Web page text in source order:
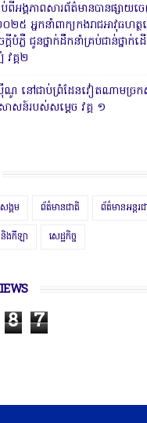
ប់ពីអង្គភាពសារព័ត៌មានបានផ្សាយច
០២៥ អ្នកនាំពាក្យកងរាជអាវុធហត្
តីបំភ្លឺ ជូនថ្នាក់ដឹកនាំគ្រប់ជាន់ថ្នាក់
វគ្គ២
ណូ នៅជាប់ព្រំដែនវៀតណាមច្រកស្
សន៍របស់សម្ដេច វគ្គ ១
ង្គម ព័ត៌មានជាតិ ព័ត៌មានអន្តរ
ងកីឡា សេដ្ឋកិច្ច
8 7